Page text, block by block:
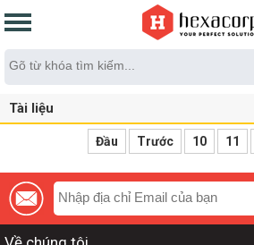
Tài liệu
Đầu Trước 10 11